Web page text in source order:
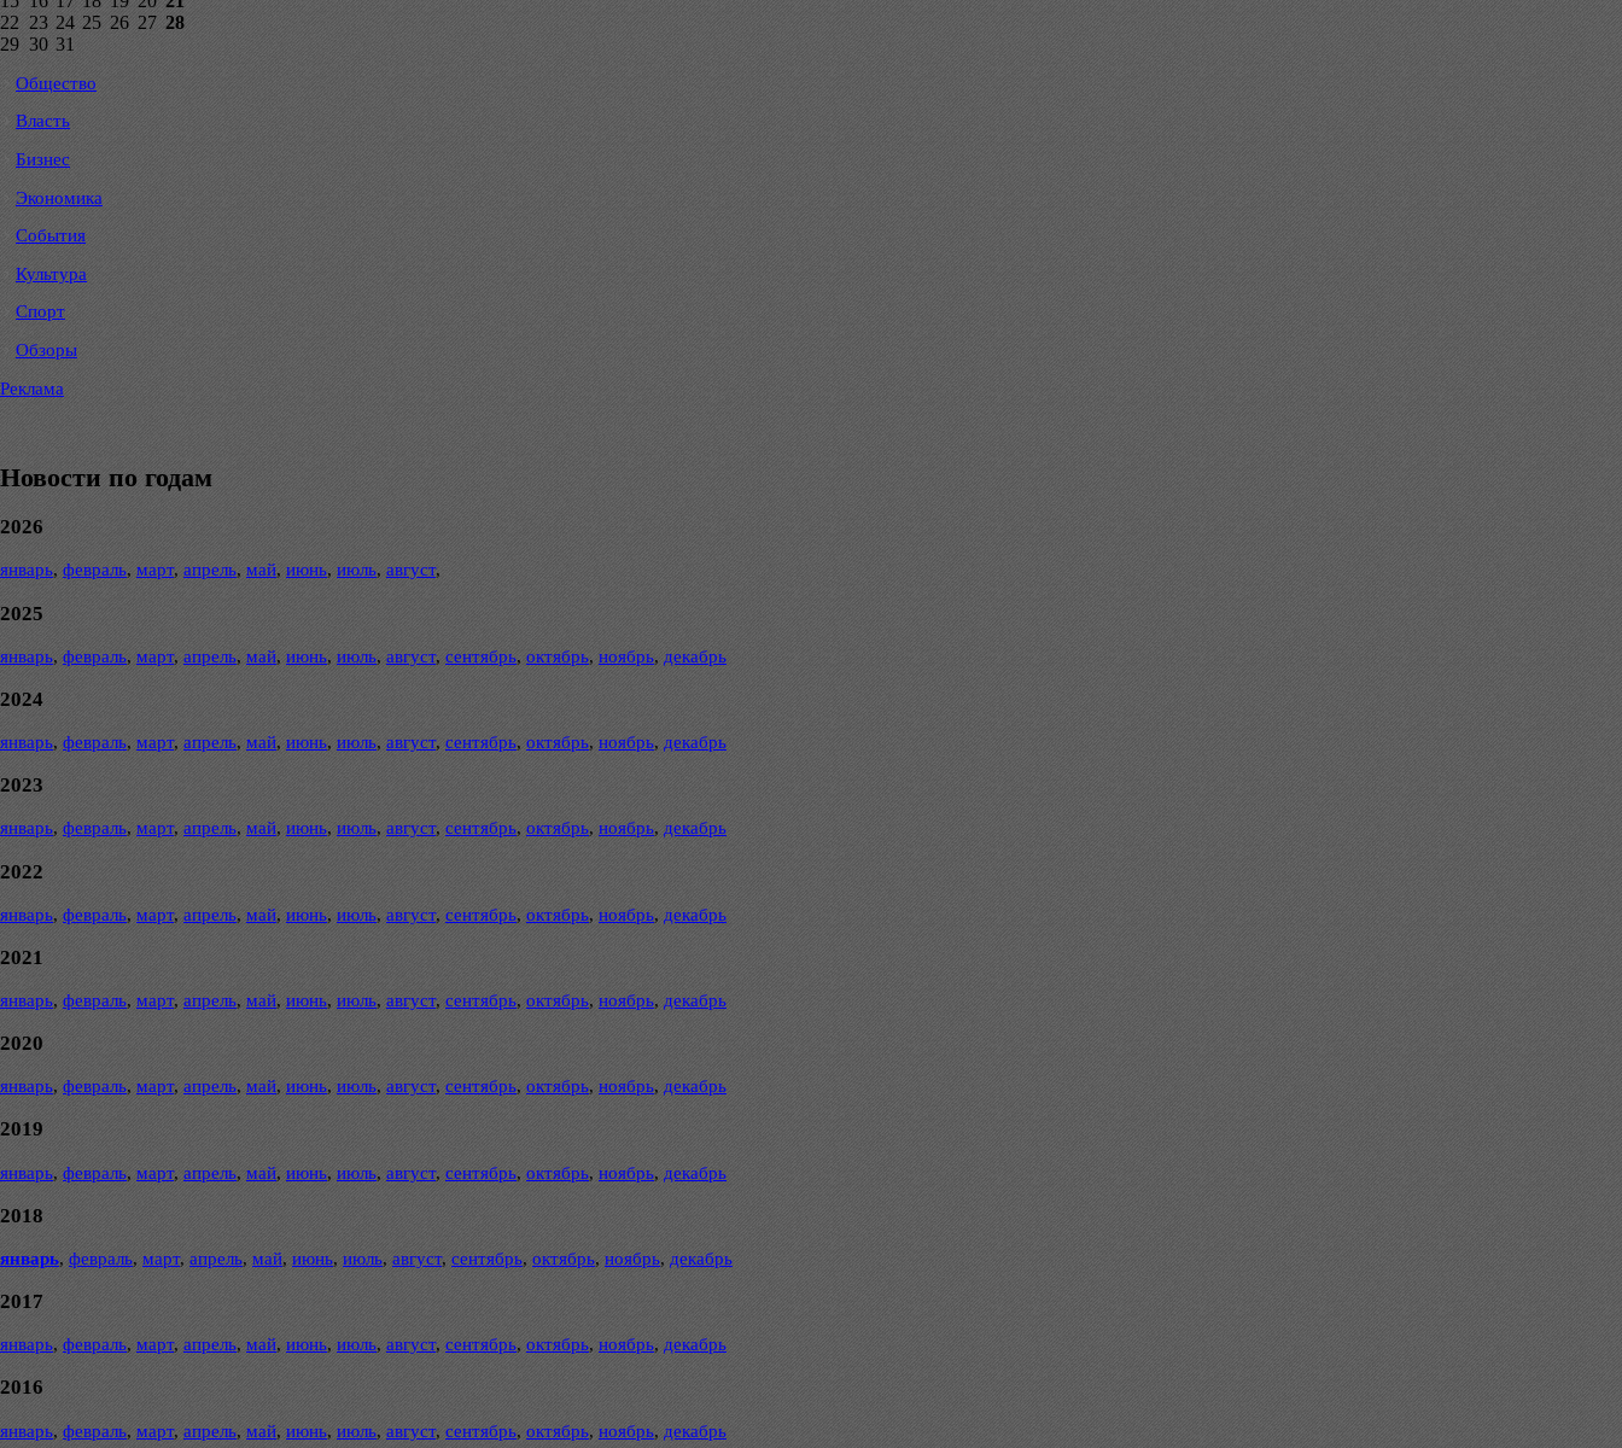
22 23 24 25 26 27 28
29 30 31
Общество
Власть
Бизнес
Экономика
События
Культура
Спорт
Обзоры
Реклама
Новости по годам
2026
январь, февраль, март, апрель, май, июнь, июль, август,
2025
январь, февраль, март, апрель, май, июнь, июль, август, сентябрь, октябрь, ноябрь, декабрь
2024
январь, февраль, март, апрель, май, июнь, июль, август, сентябрь, октябрь, ноябрь, декабрь
2023
январь, февраль, март, апрель, май, июнь, июль, август, сентябрь, октябрь, ноябрь, декабрь
2022
январь, февраль, март, апрель, май, июнь, июль, август, сентябрь, октябрь, ноябрь, декабрь
2021
январь, февраль, март, апрель, май, июнь, июль, август, сентябрь, октябрь, ноябрь, декабрь
2020
январь, февраль, март, апрель, май, июнь, июль, август, сентябрь, октябрь, ноябрь, декабрь
2019
январь, февраль, март, апрель, май, июнь, июль, август, сентябрь, октябрь, ноябрь, декабрь
2018
январь, февраль, март, апрель, май, июнь, июль, август, сентябрь, октябрь, ноябрь, декабрь
2017
январь, февраль, март, апрель, май, июнь, июль, август, сентябрь, октябрь, ноябрь, декабрь
2016
январь, февраль, март, апрель, май, июнь, июль, август, сентябрь, октябрь, ноябрь, декабрь